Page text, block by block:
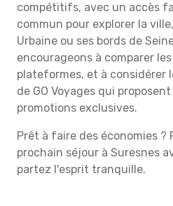
compétitifs, avec un accès
commun pour explorer la
Urbaine ou ses bords de
encourageons à comparer
plateformes, et à considérer
de GO Voyages qui
promotions exclusives.
Prêt à faire des économies ?
prochain séjour à Suresnes
partez l'esprit tranquille.